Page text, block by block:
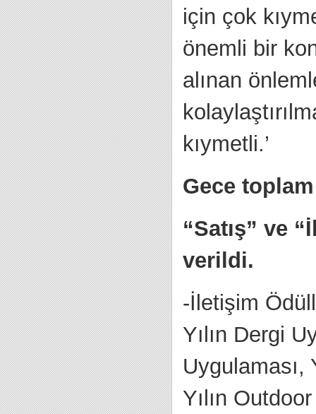
için çok
önemli bir
alınan
kıymetli.’
Gece
“Satış” ve
verildi.
-İletişim
Yılın Dergi
Uygulaması,
Yılın